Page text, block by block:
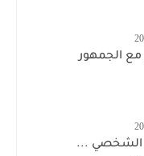
الجمهور
الشخصي ...